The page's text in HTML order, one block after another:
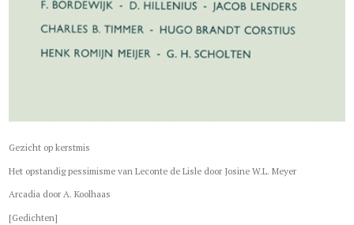
Gezicht op kerstmis
Het opstandig pessimisme van Leconte de Lisle door Josine W.L. Meyer
Arcadia door A. Koolhaas
[Gedichten]